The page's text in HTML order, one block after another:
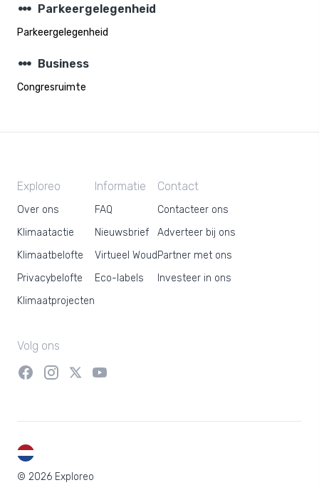
steppers Parkeergelegenheid
Parkeergelegenheid
steppers Business
Congresruimte
Exploreo
Over ons
Klimaatactie
Klimaatbelofte
Privacybelofte
Klimaatprojecten
Informatie
FAQ
Nieuwsbrief
Virtueel Woud
Eco-labels
Contact
Contacteer ons
Adverteer bij ons
Partner met ons
Investeer in ons
Volg ons
© 2026 Exploreo